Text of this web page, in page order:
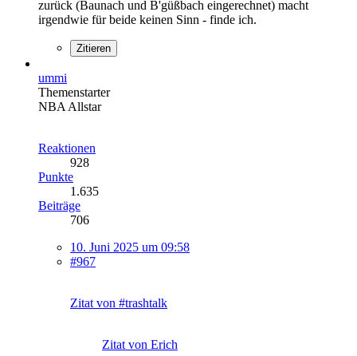
zurück (Baunach und B'güßbach eingerechnet) macht
irgendwie für beide keinen Sinn - finde ich.
Zitieren
ummi
Themenstarter
NBA Allstar
Reaktionen
928
Punkte
1.635
Beiträge
706
10. Juni 2025 um 09:58
#967
Zitat von #trashtalk
Zitat von Erich